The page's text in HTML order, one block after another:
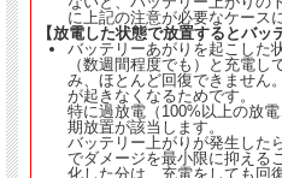
で安心してご使用いただけます。
■国内で検査充電を行い出荷しています。
■ご購入日から１年間、保障期間です。
（使用上の単なる放電（バッテリーあが
※こちらの商品は、発送までに10日程お時
※こちらの商品はエターナルポイント発行
※在庫切れの場合がございます。その場合
だきます。
に上記の注意が必要なケース
【放電した状態で放置するとバッ
バッテリーあがりを起こした
（数週間程度でも）と充電し
み、ほとんど回復できません
が起きなくなるためです。
特に過放電（100%以上の放
期放置が該当します。
バッテリー上がりが発生した
でダメージを最小限に抑える
化した分は、充電をしても回